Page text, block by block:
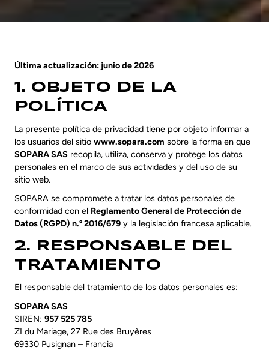
Última actualización: junio de 2026
1. OBJETO DE LA
POLÍTICA
La presente política de privacidad tiene por objeto informar a
los usuarios del sitiowww.sopara.com sobre la forma en que
SOPARA SAS recopila, utiliza, conserva y protege los datos
personales en el marco de sus actividades y del uso de su
sitio web.
SOPARA se compromete a tratar los datos personales de
conformidad con el Reglamento General de Protección de
Datos (RGPD) n.º 2016/679 y la legislación francesa aplicable.
2. RESPONSABLE DEL
TRATAMIENTO
El responsable del tratamiento de los datos personales es:
SOPARA SAS
SIREN:957 525 785
ZI du Mariage, 27 Rue des Bruyères
69330 Pusignan – Francia